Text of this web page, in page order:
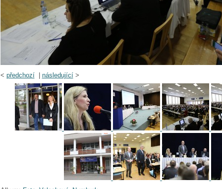
< předchozí| následující>